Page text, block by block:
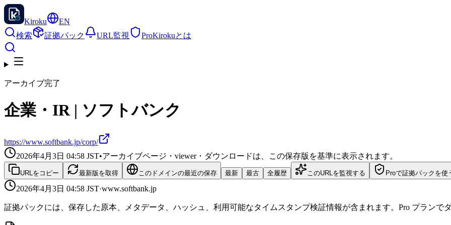
Kiroku
EN
検索
証拠パック URL監視 ProKirokuとは
アーカイブ完了
企業・IR | ソフトバンク
https://www.softbank.jp/corp/
2026年4月3日 04:58 JST•アーカイブページ・viewer・ダウンロードは、この保存版を基準に表示されます。
URLをコピー 最新版を取得 このドメインの最近の保存 最新 最古 全履歴 このURLを監視する Proで証拠パックを使
2026年4月3日 04:58 JST·www.softbank.jp
証拠パックには、保存した原本、メタデータ、ハッシュ、利用可能なタイムスタンプ検証情報が含まれます。Pro プランで